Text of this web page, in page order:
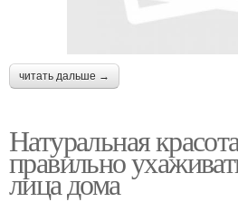
читать дальше →
Натуральная
правильно
лица дома